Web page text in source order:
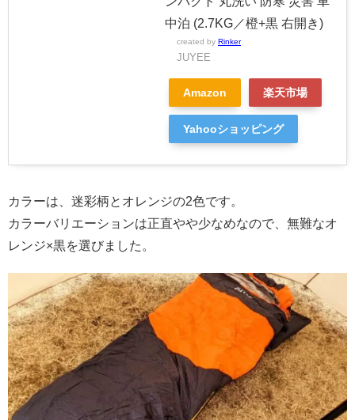
中泊 (2.7KG／橙+黒 右開き)
created by Rinker
JUYEE
Amazon 楽天市場
Yahooショッピング
カラーは、迷彩柄とオレンジの2色です。
カラーバリエーションは正直やや少なめなので、無難なオ
レンジ×黒を選びました。